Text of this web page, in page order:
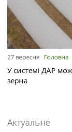
27 вересня Головна
У системі ДАР
зерна
Актуальне